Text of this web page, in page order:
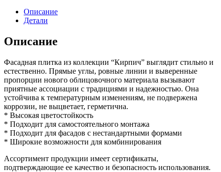
Описание
Детали
Описание
Фасадная плитка из коллекции “Кирпич” выглядит стильно и
естественно. Прямые углы, ровные линии и выверенные
пропорции нового облицовочного материала вызывают
приятные ассоциации с традициями и надежностью. Она
устойчива к температурным изменениям, не подвержена
коррозии, не выцветает, герметична.
* Высокая цветостойкость
* Подходит для самостоятельного монтажа
* Подходит для фасадов с нестандартными формами
* Широкие возможности для комбинирования
Ассортимент продукции имеет сертификаты,
подтверждающие ее качество и безопасность использования.